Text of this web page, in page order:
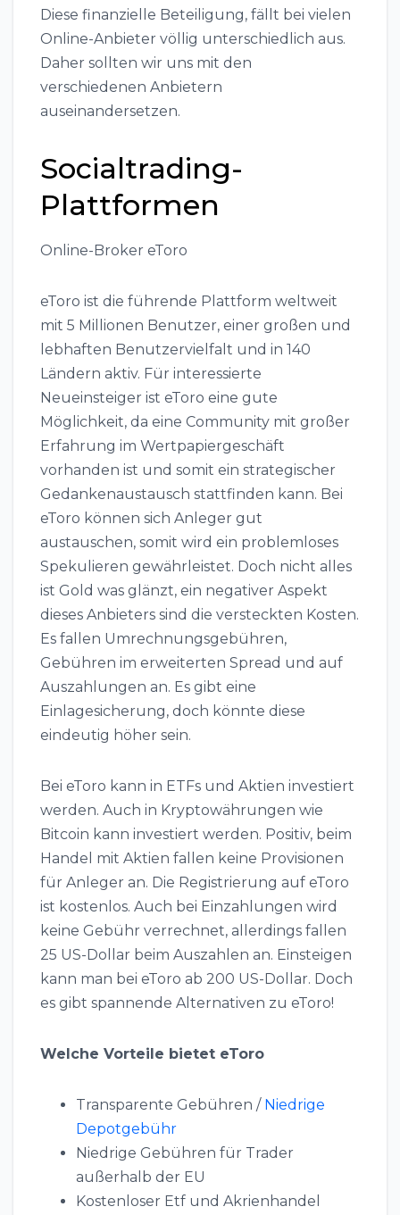
Diese finanzielle Beteiligung, fällt bei vielen
Online-Anbieter völlig unterschiedlich aus.
Daher sollten wir uns mit den
verschiedenen Anbietern
auseinandersetzen.
Socialtrading-
Plattformen
Online-Broker eToro
eToro ist die führende Plattform weltweit
mit 5 Millionen Benutzer, einer großen und
lebhaften Benutzervielfalt und in 140
Ländern aktiv. Für interessierte
Neueinsteiger ist eToro eine gute
Möglichkeit, da eine Community mit großer
Erfahrung im Wertpapiergeschäft
vorhanden ist und somit ein strategischer
Gedankenaustausch stattfinden kann. Bei
eToro können sich Anleger gut
austauschen, somit wird ein problemloses
Spekulieren gewährleistet. Doch nicht alles
ist Gold was glänzt, ein negativer Aspekt
dieses Anbieters sind die versteckten Kosten.
Es fallen Umrechnungsgebühren,
Gebühren im erweiterten Spread und auf
Auszahlungen an. Es gibt eine
Einlagesicherung, doch könnte diese
eindeutig höher sein.
Bei eToro kann in ETFs und Aktien investiert
werden. Auch in Kryptowährungen wie
Bitcoin kann investiert werden. Positiv, beim
Handel mit Aktien fallen keine Provisionen
für Anleger an. Die Registrierung auf eToro
ist kostenlos. Auch bei Einzahlungen wird
keine Gebühr verrechnet, allerdings fallen
25 US-Dollar beim Auszahlen an. Einsteigen
kann man bei eToro ab 200 US-Dollar. Doch
es gibt spannende Alternativen zu eToro!
Welche Vorteile bietet eToro
Transparente Gebühren / Niedrige
Depotgebühr
Niedrige Gebühren für Trader
außerhalb der EU
Kostenloser Etf und Akrienhandel